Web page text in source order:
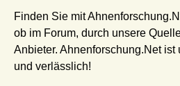
Finden Sie mit
ob im Forum, durch unsere
Anbieter. Ahnenforschung.Net
und verlässlich!